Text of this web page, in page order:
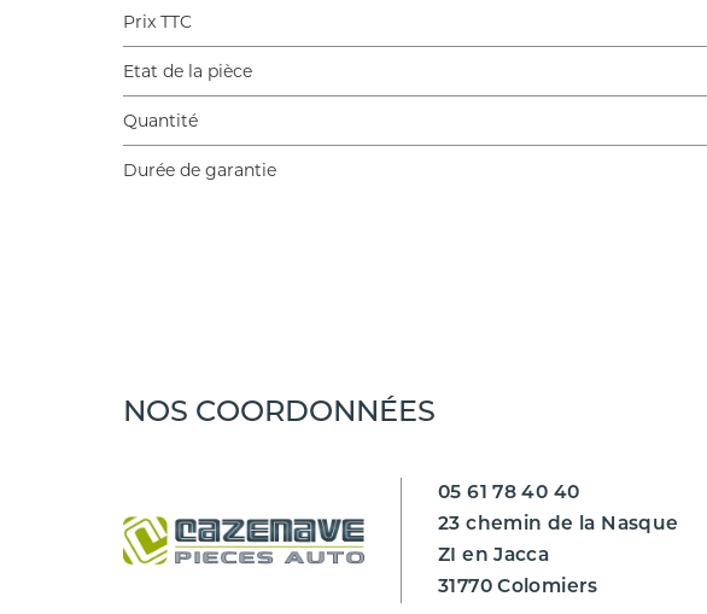
Prix TTC
Etat de la pièce
Quantité
Durée de garantie
Finition
Année de mise en circulation
Kilométrage ***
NOS COORDONNÉES
05 61 78 40 40
23 chemin de la Nasque
ZI en Jacca
31770 Colomiers